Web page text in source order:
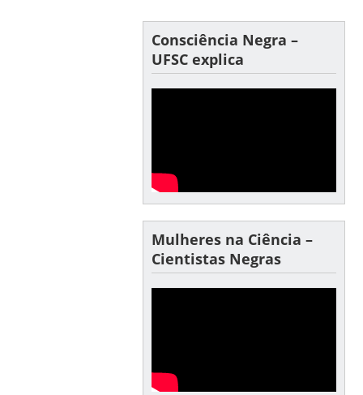
Consciência Negra –
UFSC explica
Mulheres na Ciência –
Cientistas Negras